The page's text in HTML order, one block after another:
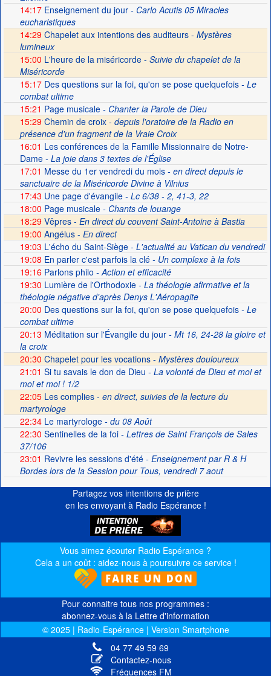
14:17Enseignement du jour- Carlo Acutis 05 Miracles
eucharistiques
14:29 Chapelet aux intentions des auditeurs - Mystères
lumineux
15:00 L'heure de la miséricorde - Suivie du chapelet de la
Miséricorde
15:17Des questions sur la foi, qu'on se pose quelquefois- Le
combat ultime
15:21 Page musicale- Chanter la Parole de Dieu
15:29 Chemin de croix - depuis l'oratoire de la Radio en
présence d'un fragment de la Vraie Croix
16:01 Les conférences de la Famille Missionnaire de Notre-
Dame- La joie dans 3 textes de l'Église
17:01 Messe du 1er vendredi du mois- en direct depuis le
sanctuaire de la Miséricorde Divine à Vilnius
17:43 Une page d'évangile- Lc 6/38 - 2, 41-3, 22
18:00 Page musicale- Chants de louange
18:29 Vêpres - En direct du couvent Saint-Antoine à Bastia
19:00 Angélus - En direct
19:03 L'écho du Saint-Siège- L'actualité au Vatican du vendredi
19:08 En parler c'est parfois la clé- Un complexe à la fois
19:16Parlons philo - Action et efficacité
19:30 Lumière de l'Orthodoxie- La théologie afirmative et la
théologie négative d'après Denys L'Aéropagite
20:00 Des questions sur la foi, qu'on se pose quelquefois- Le
combat ultime
20:13 Méditation sur l'Évangile du jour- Mt 16, 24-28 la gloire et
la croix
20:30 Chapelet pour les vocations - Mystères douloureux
21:01 Si tu savais le don de Dieu - La volonté de Dieu et moi et
moi et moi ! 1/2
22:05Les complies - en direct, suivies de la lecture du
martyrologe
22:34Le martyrologe- du 08 Août
22:30 Sentinelles de la foi- Lettres de Saint François de Sales
37/106
23:01 Revivre les sessions d'été- Enseignement par R & H
Bordes lors de la Session pour Tous, vendredi 7 aout
Partagez vos intentions de prière
en les envoyant à Radio Espérance !
Vous aimez écouter Radio Espérance ?
Cela a un coût : aidez-nous à poursuivre ce service !
Pour connaitre tous nos programmes :
abonnez-vous à la Lettre d'information
© 2025 | Radio-Espérance | Version Smartphone
04 77 49 59 69
Contactez-nous
Fréquences FM